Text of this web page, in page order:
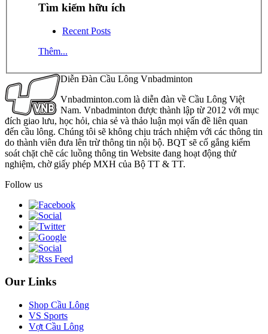
Tìm kiếm hữu ích
Recent Posts
Thêm...
Diễn Đàn Cầu Lông Vnbadminton
Vnbadminton.com là diễn đàn về Cầu Lông Việt
Nam. Vnbadminton được thành lập từ 2012 với mục
đích giao lưu, học hỏi, chia sẻ và thảo luận mọi vấn đề liên quan
đến cầu lông. Chúng tôi sẽ không chịu trách nhiệm với các thông tin
do thành viên đưa lên trừ thông tin nội bộ. BQT sẽ cố gắng kiểm
soát chặt chẽ các luồng thông tin Website đang hoạt động thử
nghiệm, chờ giấy phép MXH của Bộ TT & TT.
Follow us
Our Links
Shop Cầu Lông
VS Sports
Vợt Cầu Lông